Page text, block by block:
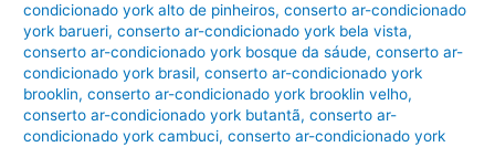
condicionado york alto de pinheiros,conserto ar-condicionado
york barueri,conserto ar-condicionado york bela vista,
conserto ar-condicionado york bosque da sáude,conserto ar-
condicionado york brasil,conserto ar-condicionado york
brooklin,conserto ar-condicionado york brooklin velho,
conserto ar-condicionado york butantã,conserto ar-
condicionado york cambuci,conserto ar-condicionado york